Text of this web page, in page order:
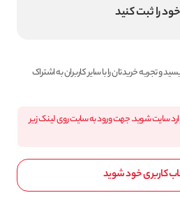
را ثبت کنید
و تجربه خریدتان را با سایر کاربران به اشتراک
سایت شوید. جهت ورود به سایت روی لینک زیر
کاربری خود شوید